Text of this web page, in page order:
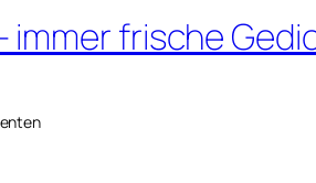
immer frische